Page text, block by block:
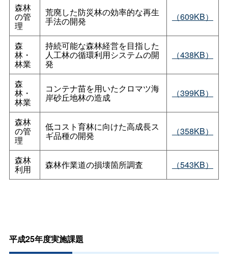
森林
の管
理
荒廃した防災林の効率的な再生
手法の開発 （609KB）
森
林・
林業
持続可能な森林経営を目指した
人工林の循環利用システムの開
発
（438KB）
森
林・
林業
コンテナ苗を用いたクロマツ海
岸砂丘地林の造成 （399KB）
森林
の管
理
低コスト育林に向けた高成長ス
ギ品種の開発 （358KB）
森林
利用 森林作業道の損壊箇所調査 （543KB）
平成25年度実施課題